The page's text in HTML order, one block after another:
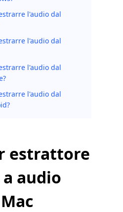
l'audio dal
l'audio dal
l'audio dal
l'audio dal
estrattore
audio